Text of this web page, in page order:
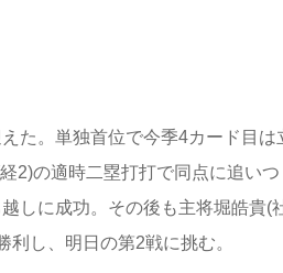
た。単独首位で今季4カード目は
2)の適時二塁打打で同点に追い
しに成功。その後も主将堀皓貴(
し、明日の第2戦に挑む。